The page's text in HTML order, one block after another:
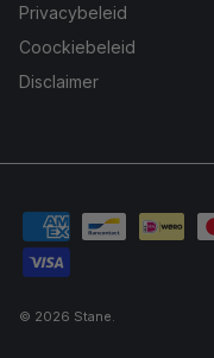
Privacybeleid
Coockiebeleid
Disclaimer
© 2026 Stane.